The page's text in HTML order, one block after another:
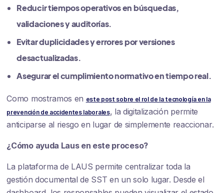
Reducir tiempos operativosen búsquedas,
validaciones y auditorías.
Evitar duplicidades y errorespor versiones
desactualizadas.
Asegurar el cumplimiento normativoen tiempo real.
Como mostramos en este post sobre el rol de la tecnología en la
prevención de accidentes laborales, la digitalización permite
anticiparse al riesgo en lugar de simplemente reaccionar.
¿Cómo ayuda Laus en este proceso?
La plataforma de LAUS permite centralizar toda la
gestión documental de SST en un solo lugar. Desde el